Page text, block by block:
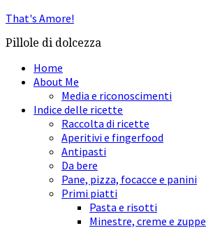
That's Amore!
Pillole di dolcezza
Home
About Me
Media e riconoscimenti
Indice delle ricette
Raccolta di ricette
Aperitivi e fingerfood
Antipasti
Da bere
Pane, pizza, focacce e panini
Primi piatti
Pasta e risotti
Minestre, creme e zuppe